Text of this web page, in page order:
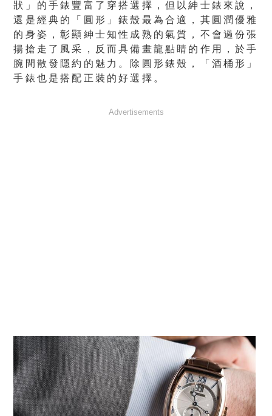
狀」的手錶豐富了穿搭選擇，但以紳士錶來說，
還是經典的「圓形」錶殼最為合適，其圓潤優雅
的身姿，彰顯紳士知性成熟的氣質，不會過份張
揚搶走了風采，反而具備畫龍點睛的作用，於手
腕間散發隱約的魅力。除圓形錶殼，「酒桶形」
手錶也是搭配正裝的好選擇。
Advertisements